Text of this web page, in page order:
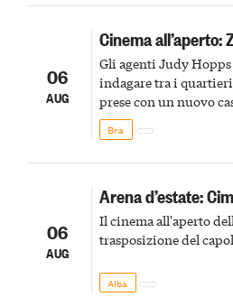
06
AUG
Cinema all’aperto:
Gli agenti Judy
indagare tra i
prese con un nuovo
Bra
06
AUG
Arena d’estate:
Il cinema all'aperto
trasposizione del
Alba